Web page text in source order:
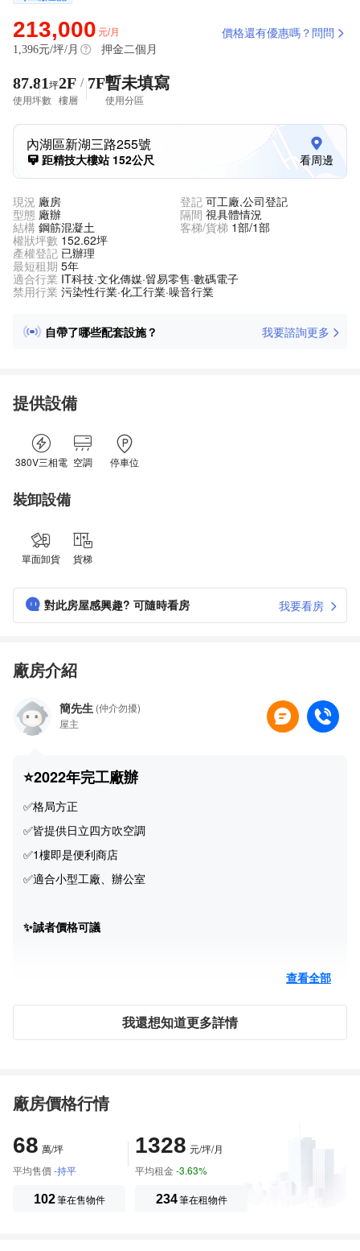
213,000 元/月 價格還有優惠嗎？問問
1,396元/坪/月 押金二個月
87.81 坪
使用坪數
2F / 7F
樓層
暫未填寫
使用分區
內湖區新湖三路255號
距精技大樓站 152公尺 看周邊
現況 廠房
型態 廠辦
結構 鋼筋混凝土
權狀坪數 152.62坪
產權登記 已辦理
最短租期 5年
登記 可工廠,公司登記
隔間 視具體情況
客梯/貨梯 1部/1部
適合行業 IT科技·文化傳媒·貿易零售·數碼電子
禁用行業 污染性行業·化工行業·噪音行業
自帶了哪些配套設施？
交易涉及哪些費用？
我要諮詢更多
提供設備
380V三相電 空調 停車位
裝卸設備
單面卸貨 貨梯
對此房屋感興趣? 可隨時看房 我要看房
廠房介紹
簡先生 (仲介勿擾)
屋主
⭐2022年完工廠辦
✅格局方正
✅皆提供日立四方吹空調
✅1樓即是便利商店
✅適合小型工廠、辦公室
✨誠者價格可議
查看全部
我還想知道更多詳情
廠房價格行情
68 萬/坪
平均售價-持平
102筆在售物件
1328 元/坪/月
平均租金 -3.63%
234筆在租物件